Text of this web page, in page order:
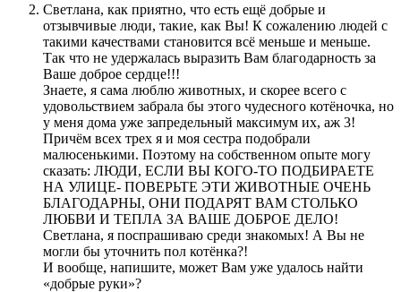
Светлана, как приятно, что есть ещё добрые и
отзывчивые люди, такие, как Вы! К сожалению людей с
такими качествами становится всё меньше и меньше.
Так что не удержалась выразить Вам благодарность за
Ваше доброе сердце!!!
Знаете, я сама люблю животных, и скорее всего с
удовольствием забрала бы этого чудесного котёночка, но
у меня дома уже запредельный максимум их, аж 3!
Причём всех трех я и моя сестра подобрали
малюсенькими. Поэтому на собственном опыте могу
сказать: ЛЮДИ, ЕСЛИ ВЫ КОГО-ТО ПОДБИРАЕТЕ
НА УЛИЦЕ- ПОВЕРЬТЕ ЭТИ ЖИВОТНЫЕ ОЧЕНЬ
БЛАГОДАРНЫ, ОНИ ПОДАРЯТ ВАМ СТОЛЬКО
ЛЮБВИ И ТЕПЛА ЗА ВАШЕ ДОБРОЕ ДЕЛО!
Светлана, я поспрашиваю среди знакомых! А Вы не
могли бы уточнить пол котёнка?!
И вообще, напишите, может Вам уже удалось найти
«добрые руки»?